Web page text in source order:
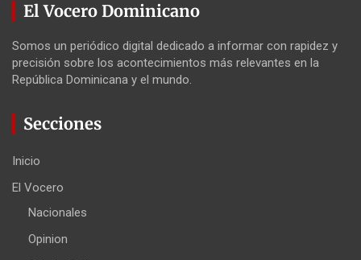
El Vocero Dominicano
Somos un periódico digital dedicado a informar con rapidez y
precisión sobre los acontecimientos más relevantes en la
República Dominicana y el mundo.
Secciones
Inicio
El Vocero
Nacionales
Opinion